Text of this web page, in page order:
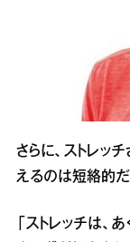
さらに、ストレッ
えるのは短絡的だ
「ストレッチは、